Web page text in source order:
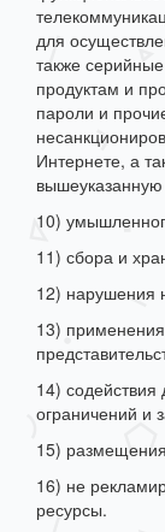
для
также
продуктам и
пароли и
Интернете, а
10)
11) сбора и
12) нарушения
13)
14)
ограничений и
15)
16) не
ресурсы.